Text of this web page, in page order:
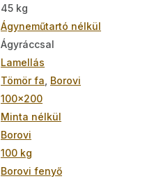
45 kg
Ágyneműtartó nélkül
Ágyráccsal
Lamellás
Tömör fa Borovi
100x200
Minta nélkül
Borovi
100 kg
Borovi fenyő